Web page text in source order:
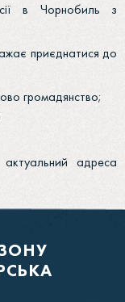
в Чорнобиль з
приєднатися до
громадянство;
адреса